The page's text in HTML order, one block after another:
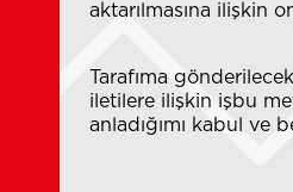
aktarılmasına ilişkin
Tarafıma
iletilere ilişkin işbu
anladığımı kabul ve